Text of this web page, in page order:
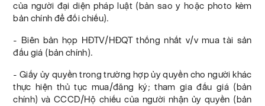
của người đại diện pháp luật (bản sao y hoặc photo kèm
bản chính để đối chiếu).
- Biên bản họp HĐTV/HĐQT thống nhất v/v mua tài sản
đấu giá (bản chính).
- Giấy ủy quyền trong trường hợp ủy quyền cho người khác
thực hiện thủ tục mua/đăng ký; tham gia đấu giá (bản
chính) và CCCD/Hộ chiếu của người nhận ủy quyền (bản